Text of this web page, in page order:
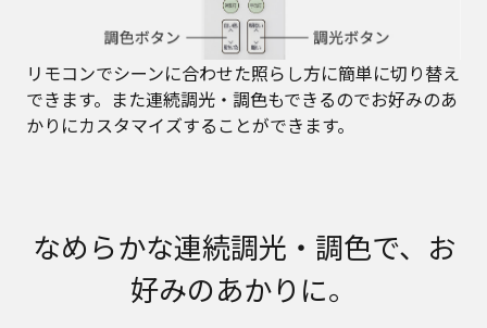
リモコンでシーンに合わせた照らし方に簡単に切り替え
できます。また連続調光・調色もできるのでお好みのあ
かりにカスタマイズすることができます。
なめらかな連続調光・調色で、お
好みのあかりに。